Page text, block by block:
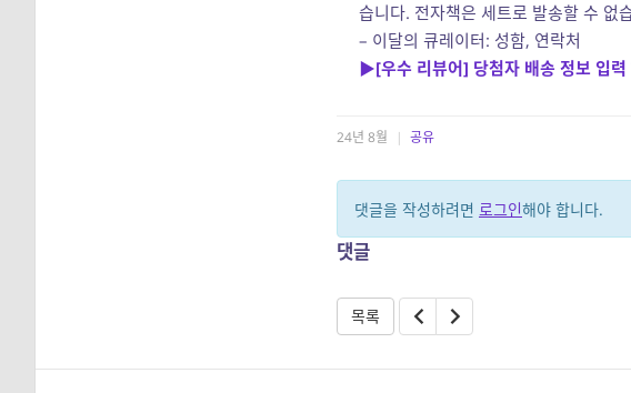
습니다. 전자책은 세트로 발송할 수 없
– 이달의 큐레이터: 성함, 연락처
▶[우수 리뷰어] 당첨자 배송 정보 입력
24년 8월 | 공유
댓글을 작성하려면 로그인해야 합니다.
댓글
목록